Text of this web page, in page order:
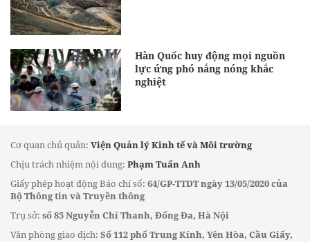
Hàn Quốc huy động mọi nguồn
lực ứng phó nắng nóng khắc
nghiệt
Cơ quan chủ quản: Viện Quản lý Kinh tế và Môi trường
Chịu trách nhiệm nội dung: Phạm Tuấn Anh
Giấy phép hoạt động Báo chí số: 64/GP-TTDT ngày 13/05/2020 của
Bộ Thông tin và Truyền thông
Trụ sở: số 85 Nguyễn Chí Thanh, Đống Đa, Hà Nội
Văn phòng giao dịch: Số 112 phố Trung Kính, Yên Hòa, Cầu Giấy,